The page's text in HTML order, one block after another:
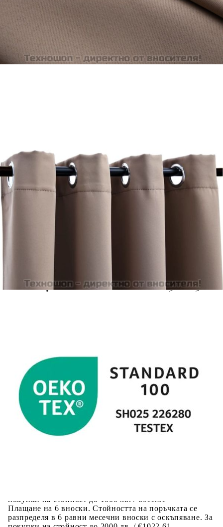
Цвят:
Таупе
Материал:
100% полиестер
EAN code:
8719883720104
Размер:
140 х 225 cм (Ш х В)
Добавете продукта в количката си с бутона "Добави в
количката" и при поръчка ще можете да изберете броя
вноски на кредита.
Acest tabel are caracter informativ. Adăugați produsul în
coșul de cumpărături unde veți putea selecta detaliile
cererii de creditare.
Предоставената таблица е с информационна цел.
Добавете продукта в количката си с бутона "Добави в
количката" и при поръчка ще можете да изберете броя
вноски на кредита.
Добавете продукта в количката си с бутона "Добави в
количката" и при поръчка ще можете да изберете броя
Предоставената таблица е с информационна цел.
Добавете продукта в количката си с бутона "Добави в
количката" и при поръчка ще можете да изберете броя
вноски на кредита.
Когато плащате с NewPay, всъщност NewPay плаща
поръчката Ви вместо Вас. Вие я получавате и
разполагате с три начина да я платите към тях:
покупки на стойност до 1000 лв. / €511.31
Плащане на 6 вноски. Стойността на поръчката се
разпределя в 6 равни месечни вноски с оскъпяване. За